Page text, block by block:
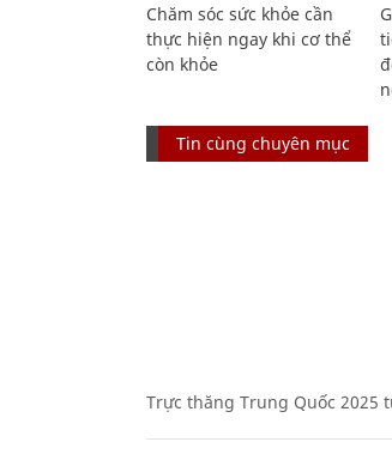
Chăm sóc sức khỏe cần
thực hiện ngay khi cơ thể
còn khỏe
Tin cùng chuyên mục
Trực thăng Trung Quốc 2025